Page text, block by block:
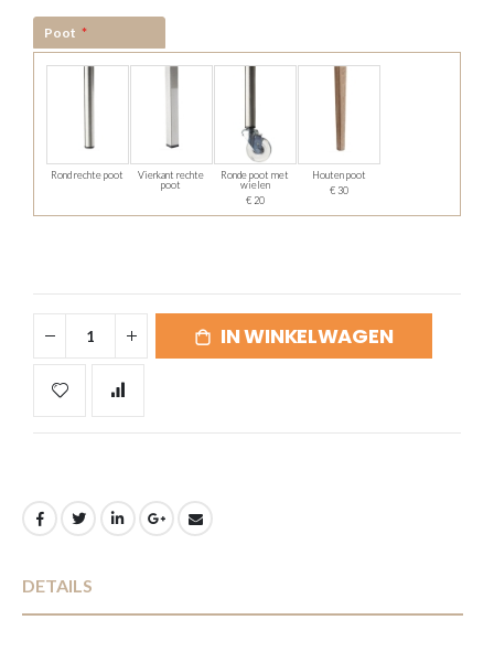
Poot
Rond rechte poot
Vierkant rechte
poot
Ronde poot met
wielen
€ 20
Houten poot
€ 30
IN WINKELWAGEN
DETAILS